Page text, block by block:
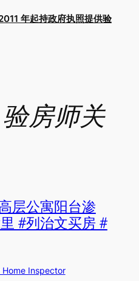
年起持政府执照提供验
验房师关
层公寓阳台渗
#列治文买房 #
Home Inspector